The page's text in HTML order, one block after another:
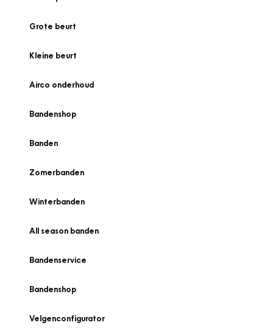
Grote beurt
Kleine beurt
Airco onderhoud
Bandenshop
Banden
Zomerbanden
Winterbanden
All season banden
Bandenservice
Bandenshop
Velgenconfigurator